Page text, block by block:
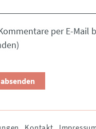
per E-Mail
Kontakt